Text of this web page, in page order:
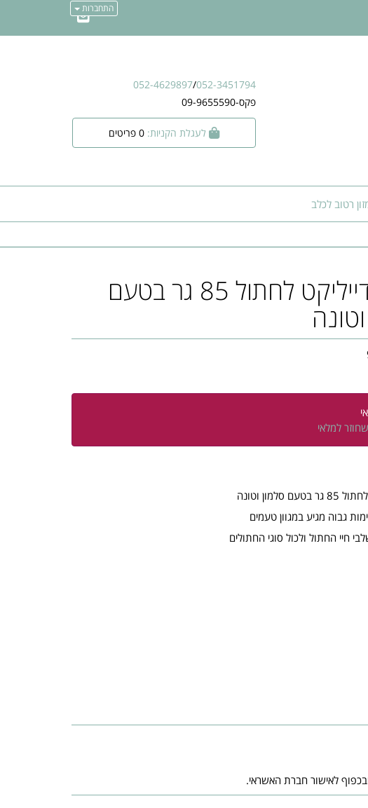
התחברות
052-4629897/052-3451794
פקס-09-9655590
0
רטוב לכלב
מעדן דייליקט לחתול 85 גר בטעם
למלאי
סלמון וטונה
גבוה מגיע במגוון טעמים
חיי החתול ולכול סוגי החתולים